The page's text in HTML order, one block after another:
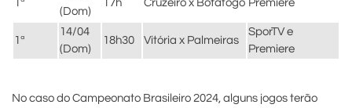
1ª
(Dom)
17h Cruzeiro x Botafogo Premiere
1ª
14/04
(Dom)
18h30 Vitória x Palmeiras
SporTV e
Premiere
No caso do Campeonato Brasileiro 2024, alguns jogos terão